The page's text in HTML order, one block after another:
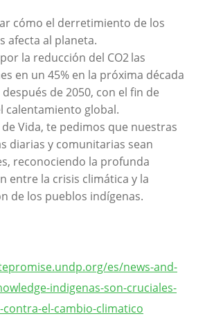
cómo el derretimiento de los
afecta al planeta.
la reducción del CO2las
en un 45% en la próxima década
de 2050, con el fin de
calentamiento global.
Vida, te pedimos que nuestras
diarias y comunitarias sean
reconociendo la profunda
entre la crisis climática y la
de los pueblos indígenas.
es/news-and-
indigenas-son-cruciales-
contra-el-cambio-climatico